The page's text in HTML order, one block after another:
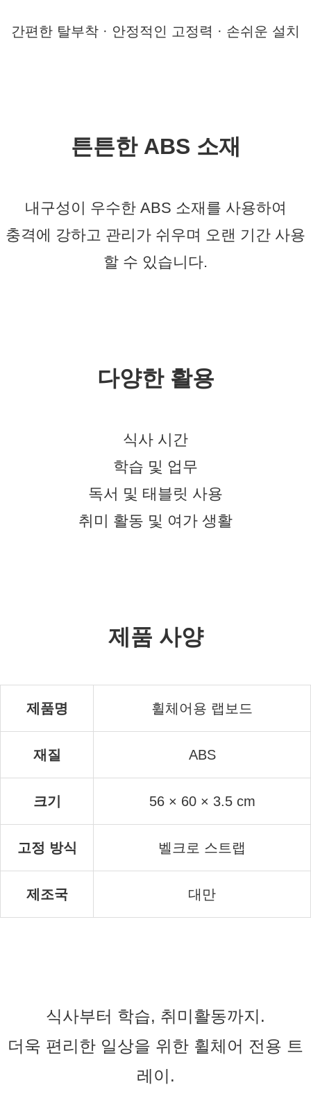
간편한 탈부착 · 안정적인 고정력 · 손쉬운 설치
튼튼한 ABS 소재
내구성이 우수한 ABS 소재를 사용하여
충격에 강하고 관리가 쉬우며 오랜 기간 사용
할 수 있습니다.
다양한 활용
식사 시간
학습 및 업무
독서 및 태블릿 사용
취미 활동 및 여가 생활
제품 사양
제품명 휠체어용 랩보드
재질 ABS
크기 56 × 60 × 3.5 cm
고정 방식 벨크로 스트랩
제조국 대만
식사부터 학습, 취미활동까지.
더욱 편리한 일상을 위한 휠체어 전용 트
레이.